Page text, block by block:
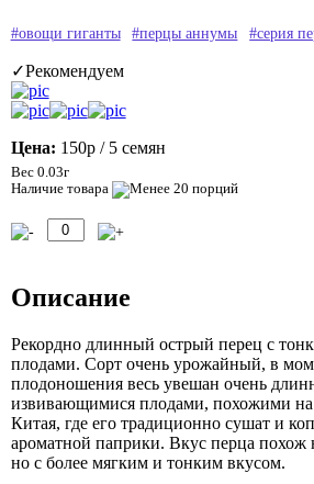
#овощи гиганты #перцы аннумы #серия
✓Рекомендуем
Цена: 150р / 5 семян
Вес 0.03г
Наличие товара
Описание
Рекордно длинный острый перец с
плодами. Сорт очень урожайный, в
плодоношения весь увешан очень
извивающимися плодами, похожими на
Китая, где его традиционно сушат и
ароматной паприки. Вкус перца похож
но с более мягким и тонким вкусом.